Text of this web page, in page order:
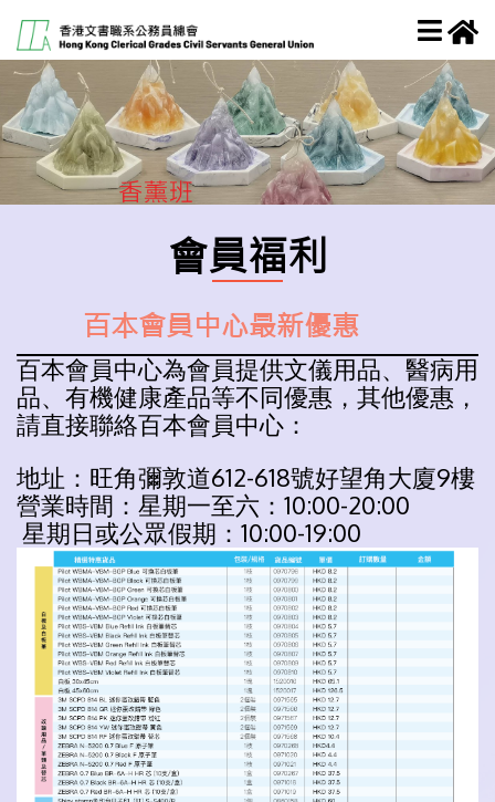
會員福利
百本會員中心最新優惠
百本會員中心為會員提供文儀用品、醫病用
品、有機健康產品等不同優惠，其他優惠，
請直接聯絡百本會員中心：
地址：旺角彌敦道612-618號好望角大廈9樓
營業時間：星期一至六：10:00-20:00
星期日或公眾假期：10:00-19:00